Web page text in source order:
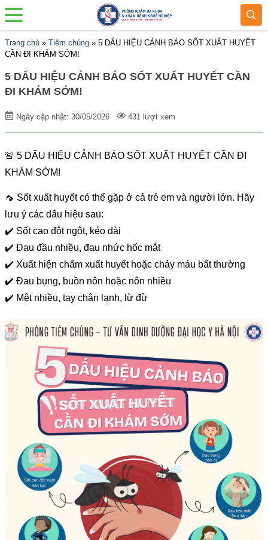
Trang chủ » Tiêm chủng » 5 DẤU HIỆU CẢNH BÁO SỐT XUẤT HUYẾT
CẦN ĐI KHÁM SỚM!
5 DẤU HIỆU CẢNH BÁO SỐT XUẤT HUYẾT CẦN
ĐI KHÁM SỚM!
Ngày cập nhật: 30/05/2026 431 lượt xem
🚨 5 DẤU HIỆU CẢNH BÁO SỐT XUẤT HUYẾT CẦN ĐI
KHÁM SỚM!
🦟 Sốt xuất huyết có thể gặp ở cả trẻ em và người lớn. Hãy
lưu ý các dấu hiệu sau:
✔️ Sốt cao đột ngột, kéo dài
✔️ Đau đầu nhiều, đau nhức hốc mắt
✔️ Xuất hiện chấm xuất huyết hoặc chảy máu bất thường
✔️ Đau bụng, buồn nôn hoặc nôn nhiều
✔️ Mệt nhiều, tay chân lạnh, lừ đừ